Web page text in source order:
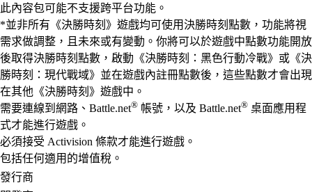
此內容包可能不支援跨平台功能。
*並非所有《決勝時刻》遊戲均可使用決勝時刻點數，功能將視
需求做調整，且未來或有變動。你將可以於遊戲中點數功能開放
後取得決勝時刻點數，啟動《決勝時刻：黑色行動冷戰》或《決
勝時刻：現代戰域》並在遊戲內註冊點數後，這些點數才會出現
在其他《決勝時刻》遊戲中。
需要連線到網路、Battle.net® 帳號，以及 Battle.net® 桌面應用程
式才能進行遊戲。
必須接受 Activision 條款才能進行遊戲。
包括任何適用的增值稅。
發行商